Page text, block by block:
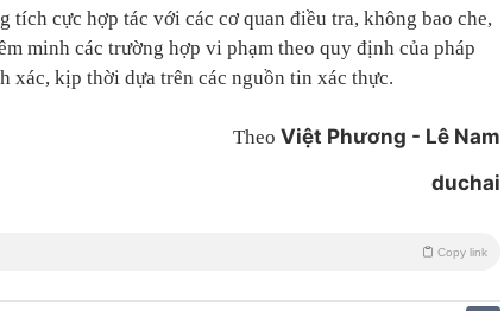
tích cực hợp tác với các cơ quan điều tra, không bao che,
minh các trường hợp vi phạm theo quy định của pháp
xác, kịp thời dựa trên các nguồn tin xác thực.
Theo Việt Phương - Lê Nam
duchai
Copy link